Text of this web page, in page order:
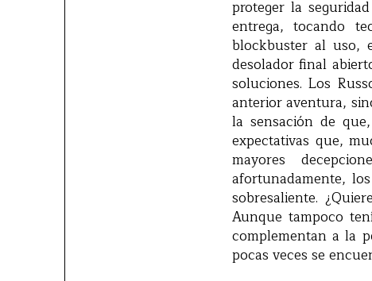
proteger la
entrega, tocando
blockbuster al uso,
desolador final
soluciones. Los
anterior aventura,
la sensación de
expectativas que,
mayores
afortunadamente,
sobresaliente.
Aunque tampoco
complementan a la
pocas veces se